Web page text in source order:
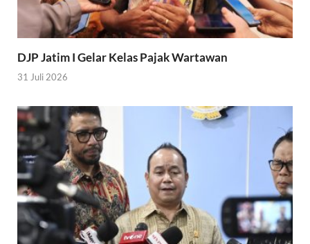
DJP Jatim I Gelar Kelas Pajak Wartawan
31 Juli 2026